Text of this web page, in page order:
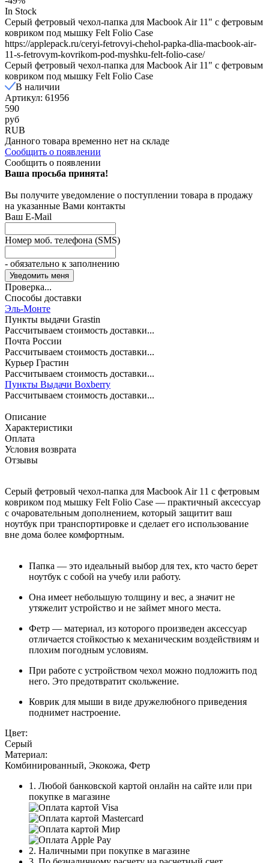
In Stock
Cерый фетровый чехол-папка для Macbook Air 11" с фетровым
ковриком под мышку Felt Folio Case
https://applepack.ru/ceryi-fetrovyi-chehol-papka-dlia-macbook-air-
11-s-fetrovym-kovrikom-pod-myshku-felt-folio-case/
Cерый фетровый чехол-папка для Macbook Air 11" с фетровым
ковриком под мышку Felt Folio Case
В наличии
Артикул: 61956
590
руб
RUB
Данного товара временно нет на складе
Сообщить о появлении
Сообщить о появлении
Ваша просьба принята!
Вы получите уведомление о поступлении товара в продажу
на указанные Вами контакты
Ваш E-Mail
Номер моб. телефона (SMS)
- обязательно к заполнению
Проверка...
Способы доставки
Эль-Монте
Пункты выдачи Grastin
Рассчитываем стоимость доставки...
Почта России
Рассчитываем стоимость доставки...
Курьер Грастин
Рассчитываем стоимость доставки...
Пункты Выдачи Boxberry
Рассчитываем стоимость доставки...
Описание
Характеристики
Оплата
Условия возврата
Отзывы
Cерый фетровый чехол-папка для Macbook Air 1 1 с фетровым
ковриком под мышку Felt Folio Case — практичный аксессуар
с очаровательным дополнением, который защитит ваш
ноутбук при транспортировке и сделает его использование
вне дома более комфортным.
Папка — это идеальный выбор для тех, кто часто берет
ноутбук с собой на учебу или работу.
Она имеет небольшую толщину и вес, а значит не
утяжелит устройство и не займет много места.
Фетр — материал, из которого произведен аксессуар
отличается стойкостью к механическим воздействиям и
плохим погодным условиям.
При работе с устройством чехол можно подложить под
него. Это предотвратит скольжение.
Коврик для мыши в виде дружелюбного приведения
поднимет настроение.
Цвет:
Серый
Материал:
Комбинированный, Экокожа, Фетр
1. Любой банковской картой онлайн на сайте или при
покупке в магазине
2. Наличными при покупке в магазине